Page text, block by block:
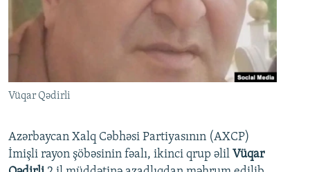
Vüqar Qədirli
Azərbaycan Xalq Cəbhəsi Partiyasının (AXCP)
İmişli rayon şöbəsinin fəalı, ikinci qrup əlil Vüqar